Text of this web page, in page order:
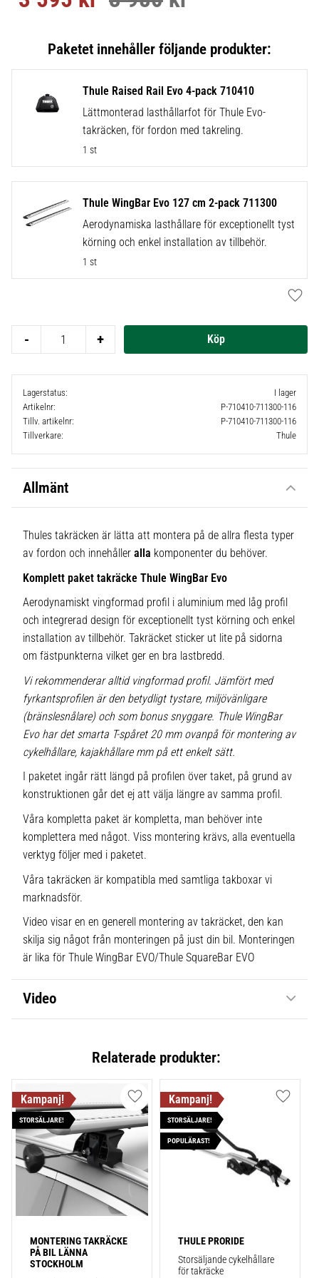
Thule Raised Rail Evo 4-pack 710410
Lättmonterad lasthållarfot för Thule Evo-
takräcken, för fordon med takreling.
1 st
Thule WingBar Evo 127 cm 2-pack 711300
Aerodynamiska lasthållare för exceptionellt tyst
körning och enkel installation av tillbehör.
1 st
+
-
Lagerstatus
I lager
Artikelnr
P-710410-711300-116
Tillv. artikelnr
P-710410-711300-116
Tillverkare
Thule
Allmänt
Thules takräcken är lätta att montera på de allra flesta typer
av fordon och innehåller alla komponenter du behöver.
Komplett paket takräcke Thule WingBar Evo
Aerodynamiskt vingformad profil i aluminium med låg profil
och integrerad design för exceptionellt tyst körning och enkel
installation av tillbehör. Takräcket sticker ut lite på sidorna
om fästpunkterna vilket ger en bra lastbredd.
Vi rekommenderar alltid vingformad profil. Jämfört med
fyrkantsprofilen är den betydligt tystare, miljövänligare
(bränslesnålare) och som bonus snyggare. Thule WingBar
Evo har det smarta T-spåret 20 mm ovanpå för montering av
cykelhållare, kajakhållare mm på ett enkelt sätt.
I paketet ingår rätt längd på profilen över taket, på grund av
konstruktionen går det ej att välja längre av samma profil.
Våra kompletta paket är kompletta, man behöver inte
komplettera med något. Viss montering krävs, alla eventuella
verktyg följer med i paketet.
Våra takräcken är kompatibla med samtliga takboxar vi
marknadsför.
Video visar en en generell montering av takräcket, den kan
skilja sig något från monteringen på just din bil. Monteringen
är lika för Thule WingBar EVO/Thule SquareBar EVO
Video
Relaterade produkter:
MONTERING TAKRÄCKE
PÅ BIL LÄNNA
STOCKHOLM
STORSÄLJARE!
Lägg till i favoriter
THULE PRORIDE
Storsäljande cykelhållare
för takräcke
STORSÄLJARE!
POPULÄRAST!
Lägg